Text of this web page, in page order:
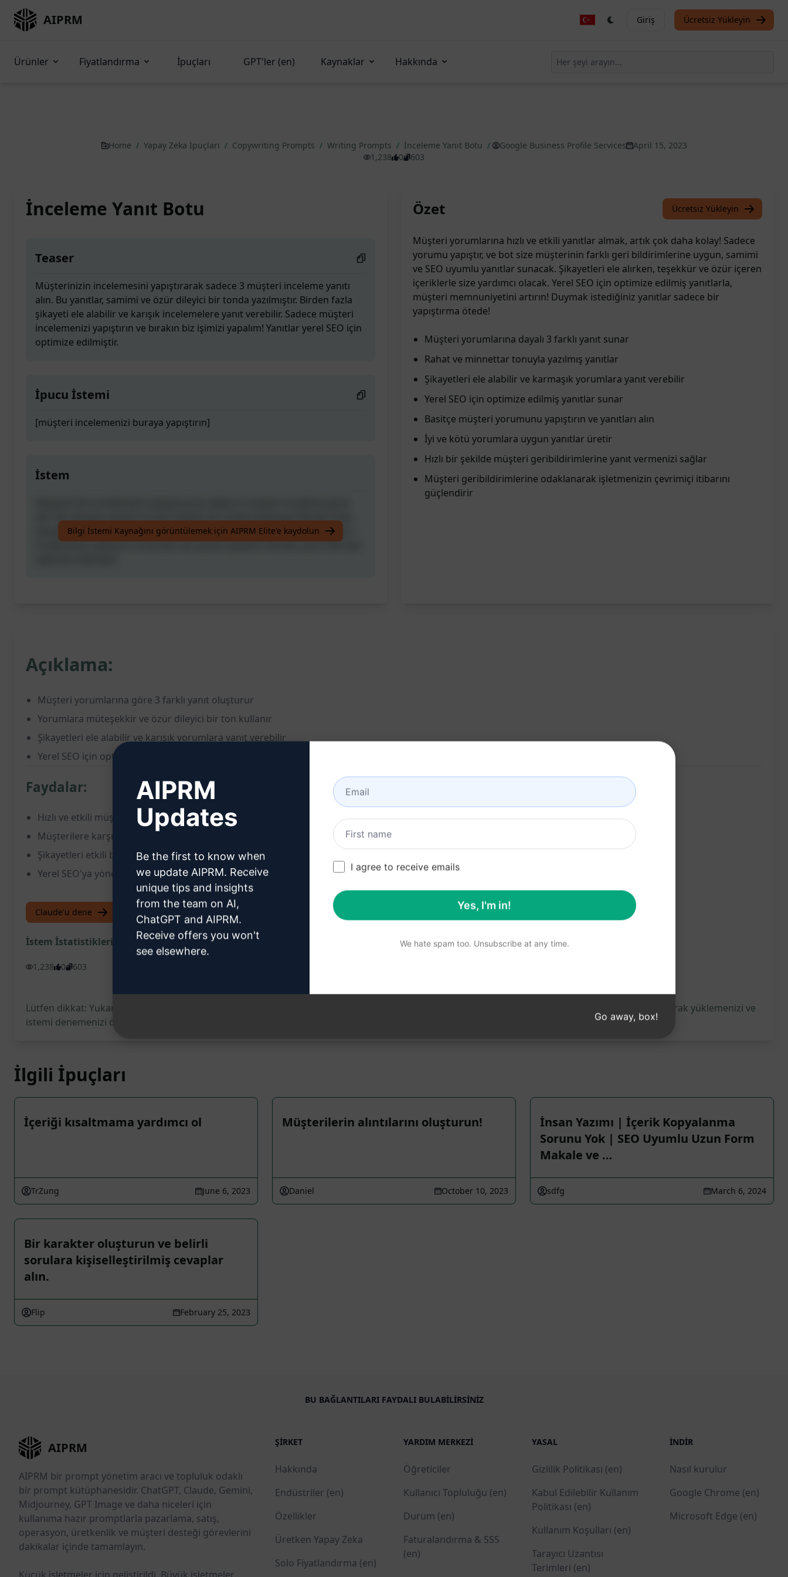
AIPRM Giriş Ücretsiz Yükleyin
Ürünler Fiyatlandırma İpuçları GPT'ler (en) Kaynaklar Hakkında
Home / Yapay Zeka İpuçları / Copywriting Prompts / Writing Prompts / İnceleme Yanıt Botu / Google Business Profile Services
April 15, 2023
1,238
0 603
İnceleme Yanıt Botu
Teaser
Müşterinizin incelemesini yapıştırarak sadece 3 müşteri inceleme yanıtı
alın. Bu yanıtlar, samimi ve özür dileyici bir tonda yazılmıştır. Birden fazla
şikayeti ele alabilir ve karışık incelemelere yanıt verebilir. Sadece müşteri
incelemenizi yapıştırın ve bırakın biz işimizi yapalım! Yanıtlar yerel SEO için
optimize edilmiştir.
İpucu İstemi
[müşteri incelemenizi buraya yapıştırın]
İstem
şikayeti ele alabilir ve karışık incelemelere yanıt verebilir. Sadece müşteri
incelemenizi yapıştırın ve bırakın biz işimizi yapalım! Yanıtlar yerel SEO için
Bilgi İstemi Kaynağını görüntülemek için AIPRM Elite'e kaydolun
Özet Ücretsiz Yükleyin
Müşteri yorumlarına hızlı ve etkili yanıtlar almak, artık çok daha kolay! Sadece
yorumu yapıştır, ve bot size müşterinin farklı geri bildirimlerine uygun, samimi
ve SEO uyumlu yanıtlar sunacak. Şikayetleri ele alırken, teşekkür ve özür içeren
içeriklerle size yardımcı olacak. Yerel SEO için optimize edilmiş yanıtlarla,
müşteri memnuniyetini artırın! Duymak istediğiniz yanıtlar sadece bir
yapıştırma ötede!
Müşteri yorumlarına dayalı 3 farklı yanıt sunar
Rahat ve minnettar tonuyla yazılmış yanıtlar
Şikayetleri ele alabilir ve karmaşık yorumlara yanıt verebilir
Yerel SEO için optimize edilmiş yanıtlar sunar
Basitçe müşteri yorumunu yapıştırın ve yanıtları alın
İyi ve kötü yorumlara uygun yanıtlar üretir
Hızlı bir şekilde müşteri geribildirimlerine yanıt vermenizi sağlar
Müşteri geribildirimlerine odaklanarak işletmenizin çevrimiçi itibarını
güçlendirir
Açıklama:
Müşteri yorumlarına göre 3 farklı yanıt oluşturur
Yorumlara müteşekkir ve özür dileyici bir ton kullanır
Şikayetleri ele alabilir ve karışık yorumlara yanıt verebilir
Yerel SEO için optimize edilmiş yanıtlar sunar
Faydalar:
Hızlı ve etkili müşteri yorum yanıtları
Müşterilere karşı samimi ve anlayışlı bir yaklaşım
Şikayetleri etkili bir şekilde ele alma ve çözüm sunma
Yerel SEO'ya yönelik optimize edilmiş içerikler
Claude'u dene
İstem İstatistikleri
1,238 0 603
Lütfen dikkat: Yukarıdaki açıklama doğruluk açısından gözden geçirilmemiştir. Ne oluşturulacağını en iyi şekilde anlamak için, AIPRM'yi ücretsiz olarak yüklemenizi ve
istemi denemenizi öneririz.
İlgili İpuçları
İçeriği kısaltmama yardımcı ol
TrZung June 6, 2023
Müşterilerin alıntılarını oluşturun!
Daniel October 10, 2023
İnsan Yazımı | İçerik Kopyalanma
Sorunu Yok | SEO Uyumlu Uzun Form
Makale ve …
sdfg March 6, 2024
Bir karakter oluşturun ve belirli
sorulara kişiselleştirilmiş cevaplar
alın.
Flip February 25, 2023
BU BAĞLANTILARI FAYDALI BULABILIRSINIZ
AIPRM
AIPRM bir prompt yönetim aracı ve topluluk odaklı
bir prompt kütüphanesidir. ChatGPT, Claude, Gemini,
Midjourney, GPT Image ve daha niceleri için
kullanıma hazır promptlarla pazarlama, satış,
operasyon, üretkenlik ve müşteri desteği görevlerini
dakikalar içinde tamamlayın.
ŞIRKET
Hakkında
Endüstriler (en)
Özellikler
Üretken Yapay Zeka
Solo Fiyatlandırma (en)
YARDIM MERKEZI
Öğreticiler
Kullanıcı Topluluğu (en)
Durum (en)
Faturalandırma & SSS
(en)
YASAL
Gizlilik Politikası (en)
Kabul Edilebilir Kullanım
Politikası (en)
Kullanım Koşulları (en)
Tarayıcı Uzantısı
Terimleri (en)
İNDIR
Nasıl kurulur
Google Chrome (en)
Microsoft Edge (en)
AIPRM
Updates
Be the first to know when
we update AIPRM. Receive
unique tips and insights
from the team on AI,
ChatGPT and AIPRM.
Receive offers you won't
see elsewhere.
I agree to receive emails
Yes, I'm in!
We hate spam too. Unsubscribe at any time.
Go away, box!